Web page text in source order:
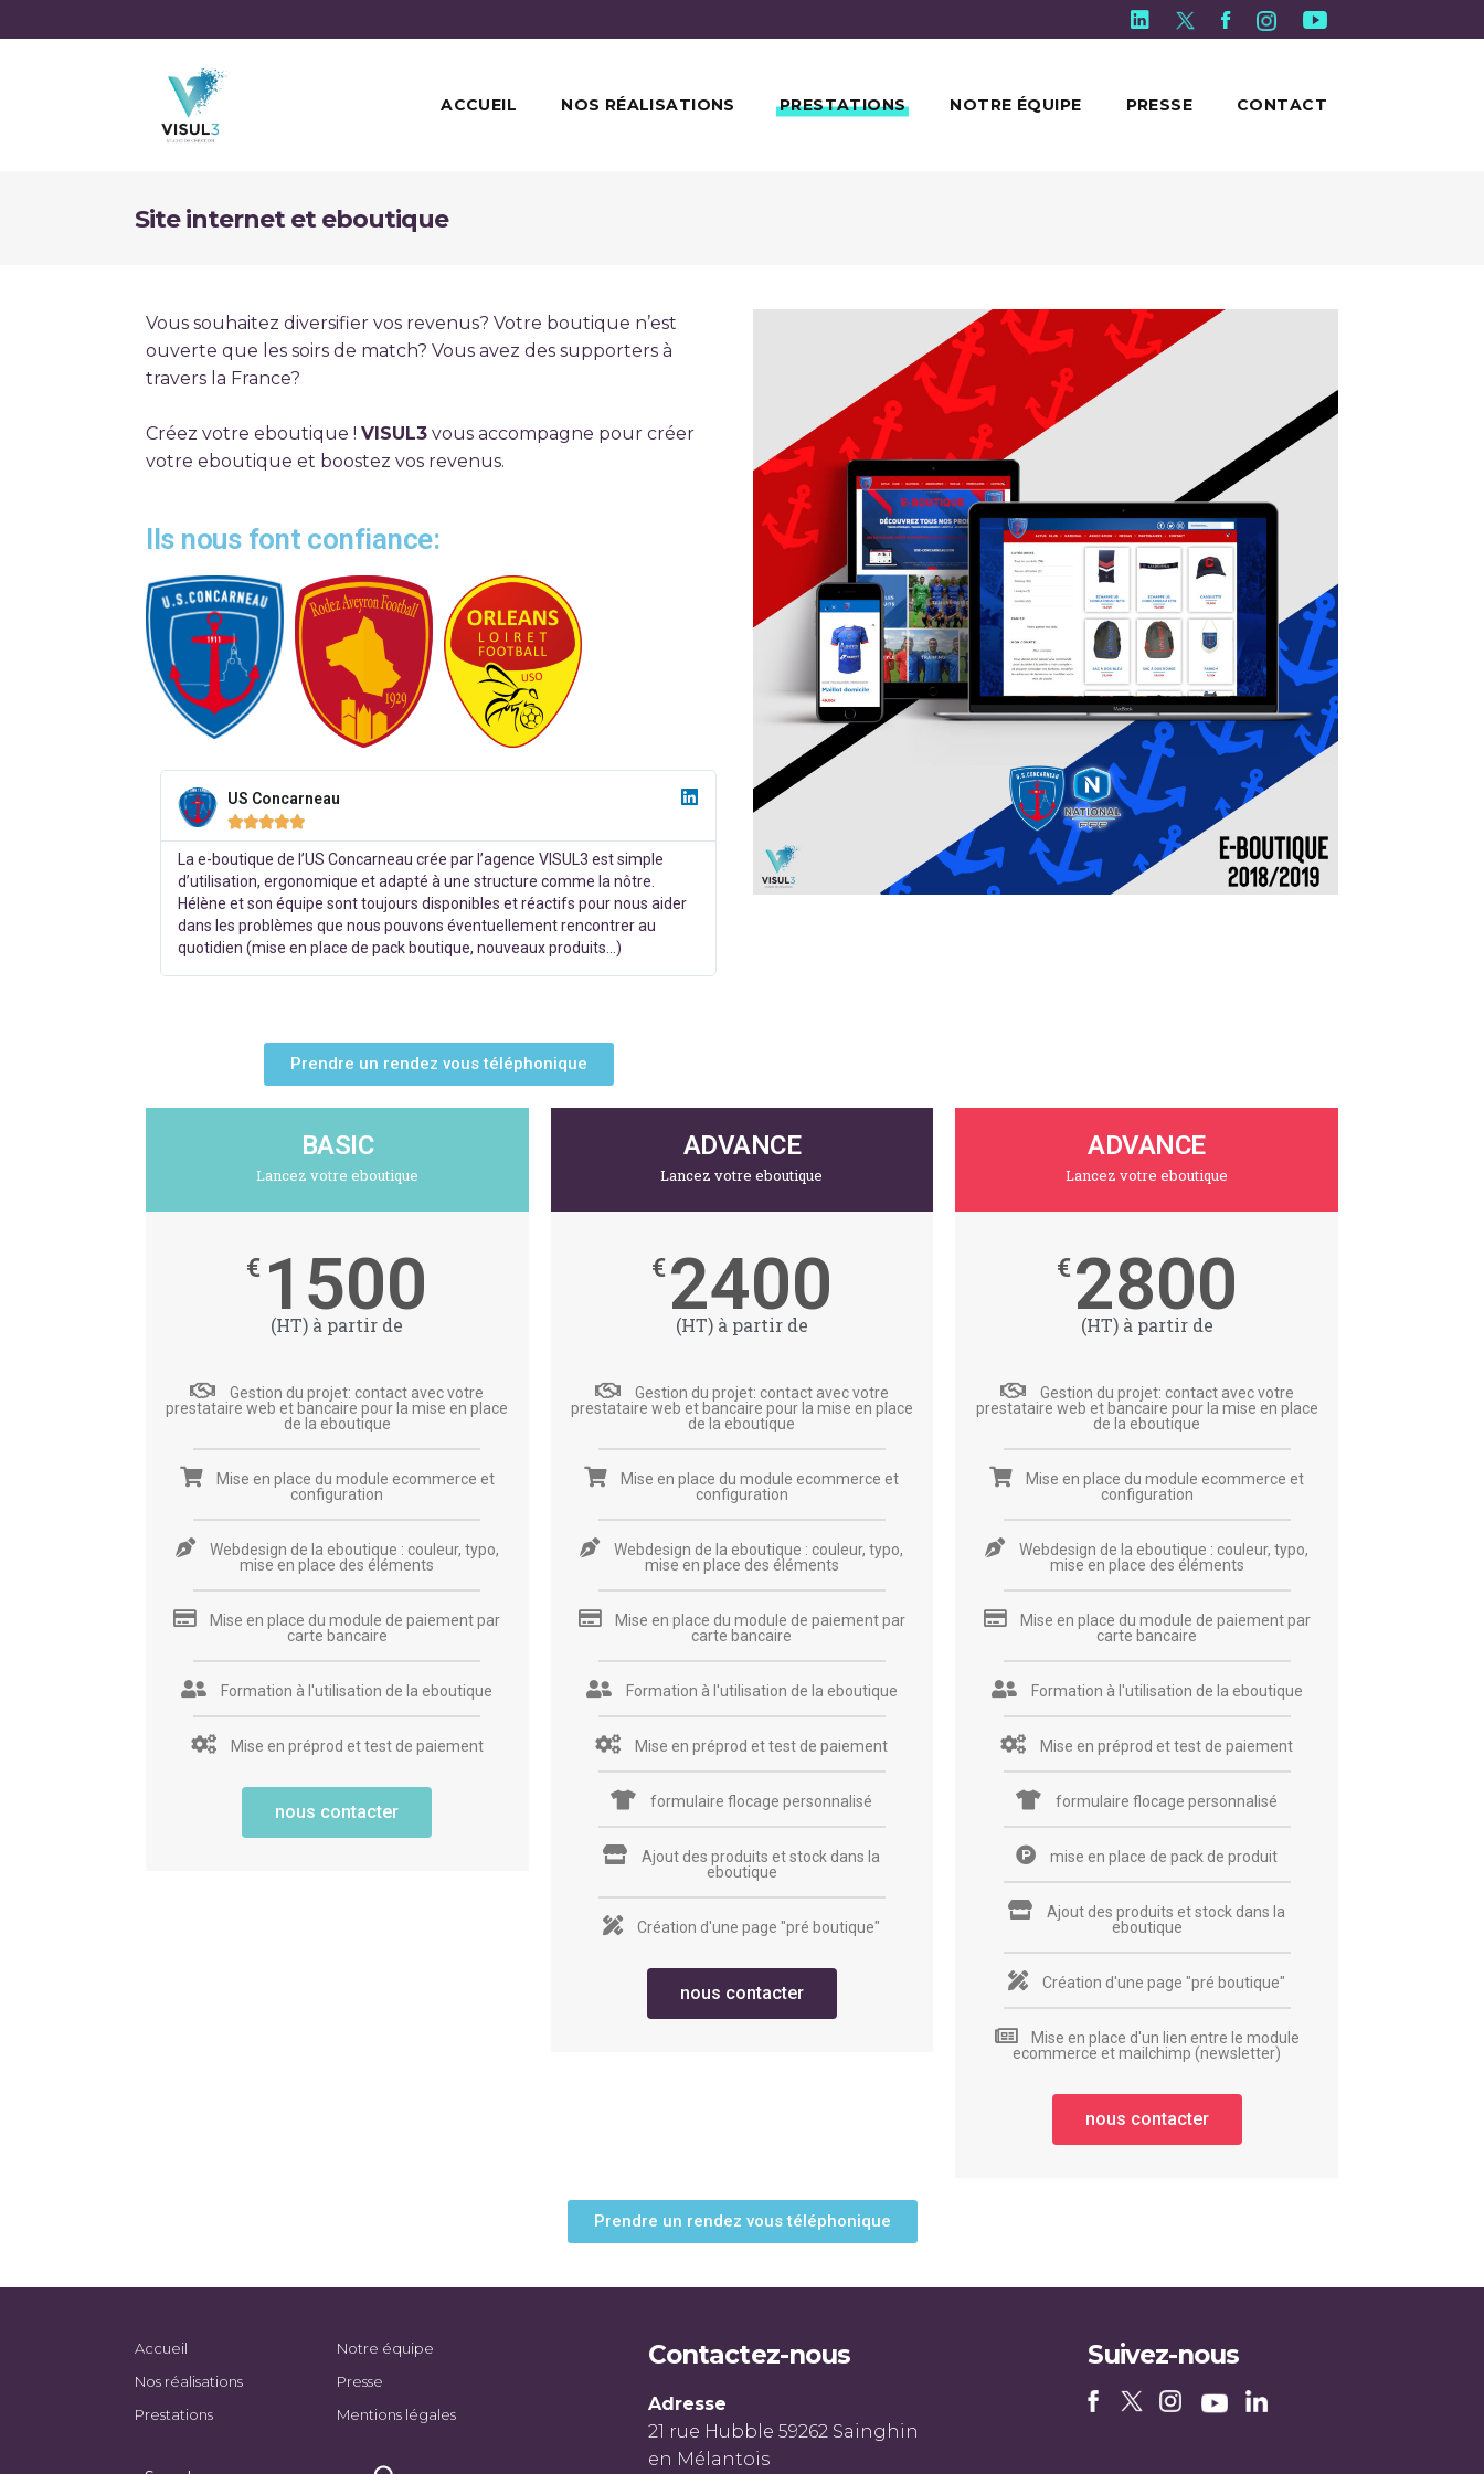
ACCUEIL NOS RÉALISATIONS PRESTATIONS NOTRE ÉQUIPE PRESSE CONTACT
Site internet et eboutique
Vous souhaitez diversifier vos revenus? Votre boutique n’est
ouverte que les soirs de match? Vous avez des supporters à
travers la France?
Créez votre eboutique ! VISUL3 vous accompagne pour créer
votre eboutique et boostez vos revenus.
Ils nous font confiance:
US Concarneau

La e-boutique de l’US Concarneau crée par l’agence VISUL3 est simple
d’utilisation, ergonomique et adapté à une structure comme la nôtre.
Hélène et son équipe sont toujours disponibles et réactifs pour nous aider
dans les problèmes que nous pouvons éventuellement rencontrer au
quotidien (mise en place de pack boutique, nouveaux produits…)
Prendre un rendez vous téléphonique
BASIC
Lancez votre eboutique
€ 1500
(HT) à partir de
Gestion du projet: contact avec votre
prestataire web et bancaire pour la mise en place
de la eboutique
Mise en place du module ecommerce et
configuration
Webdesign de la eboutique : couleur, typo,
mise en place des éléments
Mise en place du module de paiement par
carte bancaire
Formation à l'utilisation de la eboutique
Mise en préprod et test de paiement
nous contacter
ADVANCE
Lancez votre eboutique
€2400
(HT) à partir de
Gestion du projet: contact avec votre
prestataire web et bancaire pour la mise en place
de la eboutique
Mise en place du module ecommerce et
configuration
Webdesign de la eboutique : couleur, typo,
mise en place des éléments
Mise en place du module de paiement par
carte bancaire
Formation à l'utilisation de la eboutique
Mise en préprod et test de paiement
formulaire flocage personnalisé
Ajout des produits et stock dans la
eboutique
Création d'une page "pré boutique"
nous contacter
ADVANCE
Lancez votre eboutique
€2800
(HT) à partir de
Gestion du projet: contact avec votre
prestataire web et bancaire pour la mise en place
de la eboutique
Mise en place du module ecommerce et
configuration
Webdesign de la eboutique : couleur, typo,
mise en place des éléments
Mise en place du module de paiement par
carte bancaire
Formation à l'utilisation de la eboutique
Mise en préprod et test de paiement
formulaire flocage personnalisé
mise en place de pack de produit
Ajout des produits et stock dans la
eboutique
Création d'une page "pré boutique"
Mise en place d'un lien entre le module
ecommerce et mailchimp (newsletter)
nous contacter
Prendre un rendez vous téléphonique
Accueil
Nos réalisations
Prestations
Notre équipe
Presse
Mentions légales
Contactez-nous
Adresse
21 rue Hubble 59262 Sainghin
en Mélantois
Suivez-nous